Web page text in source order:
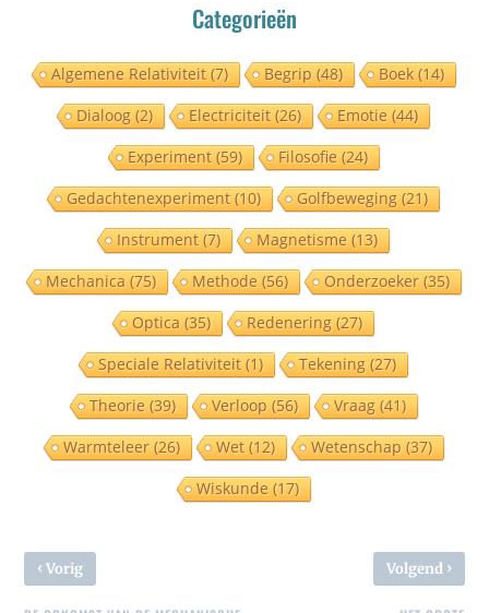
Categorieën
Algemene Relativiteit(7) Begrip(48) Boek(14)
Dialoog(2) Electriciteit(26) Emotie (44)
Experiment(59) Filosofie(24)
Gedachtenexperiment(10) Golfbeweging(21)
Instrument(7) Magnetisme (13)
Mechanica(75) Methode(56) Onderzoeker(35)
Optica (35) Redenering(27)
Speciale Relativiteit(1) Tekening(27)
Theorie(39) Verloop(56) Vraag(41)
Warmteleer(26) Wet(12) Wetenschap(37)
Wiskunde(17)
‹ Vorig Volgend ›